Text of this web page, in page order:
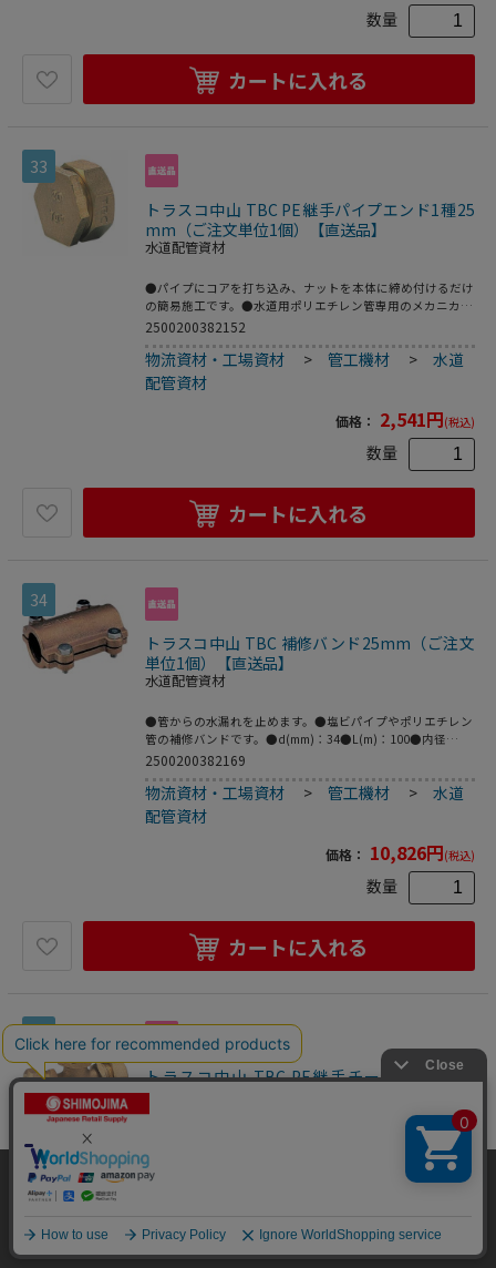
当サイトはクッキー（Cookie）を使用しています。Cookieの使用に同意いた
だける場合は「OK」をクリックしてください。
OK
数量
カートに入れる
33
トラスコ中山 TBC PE継手パイプエンド1種25
mm（ご注文単位1個）【直送品】
水道配管資材
●パイプにコアを打ち込み、ナットを本体に締め付けるだけ
の簡易施工です。●水道用ポリエチレン管専用のメカニカル
継手。●2層管用。●品名：“ＳＰジョイント”(パイプエン
B116規格品●青銅鋳物
2500200382152
物流資材・工場資材 >管工機材 >水道
配管資材
価格： 2,541円(税込)
数量
カートに入れる
34
トラスコ中山 TBC 補修バンド25mm（ご注文
単位1個）【直送品】
水道配管資材
●管からの水漏れを止めます。●塩ビパイプやポリエチレン
管の補修バンドです。●d(mm)：34●L(m)：100●内径
(mm)：25●砲金
2500200382169
物流資材・工場資材 >管工機材 >水道
配管資材
価格： 10,826円(税込)
数量
カートに入れる
35
トラスコ中山 TBC PE継手チーズ1種25mm
（ご注文単位1個）【直送品】
水道配管資材
●パイプにコアを打ち込み、ナットを本体に締め付けるだけ
の簡易施工です。●水道用ポリエチレン管専用のメカニカル
物流資材・工場資材 > 管工機材 >
配管資材